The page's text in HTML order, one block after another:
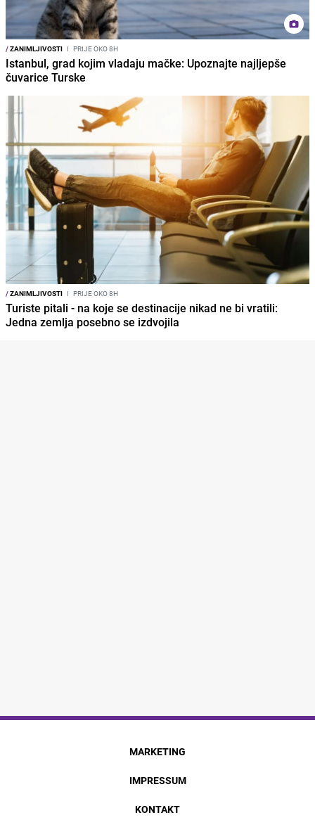
/ZANIMLJIVOSTI I PRIJE OKO 8H
Istanbul, grad kojim vladaju mačke: Upoznajte najljepše
čuvarice Turske
/ZANIMLJIVOSTI I PRIJE OKO 8H
Turiste pitali - na koje se destinacije nikad ne bi vratili:
Jedna zemlja posebno se izdvojila
MARKETING
IMPRESSUM
KONTAKT